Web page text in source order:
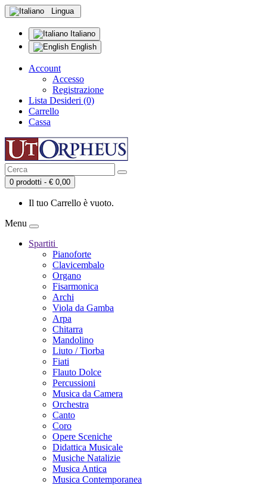
Lingua
Italiano
English
Account
Accesso
Registrazione
Lista Desideri (0)
Carrello
Cassa
0 prodotti - € 0,00
Il tuo Carrello è vuoto.
Menu
Spartiti
Pianoforte
Clavicembalo
Organo
Fisarmonica
Archi
Viola da Gamba
Arpa
Chitarra
Mandolino
Liuto / Tiorba
Fiati
Flauto Dolce
Percussioni
Musica da Camera
Orchestra
Canto
Coro
Opere Sceniche
Didattica Musicale
Musiche Natalizie
Musica Antica
Musica Contemporanea